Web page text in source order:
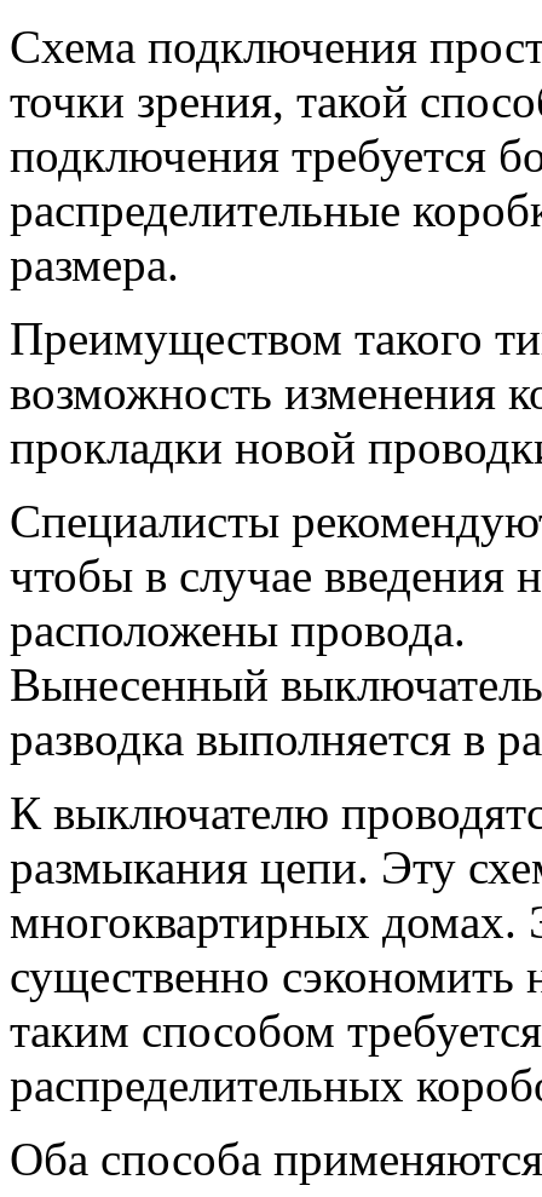
Схема подключения
точки зрения, такой
подключения требуется
распределительные
размера.
Преимуществом такого
возможность изменения
прокладки новой
Специалисты
чтобы в случае введения
расположены провода.
Вынесенный выключатель
разводка выполняется в
К выключателю
размыкания цепи. Эту
многоквартирных домах.
существенно
таким способом
распределительных
Оба способа